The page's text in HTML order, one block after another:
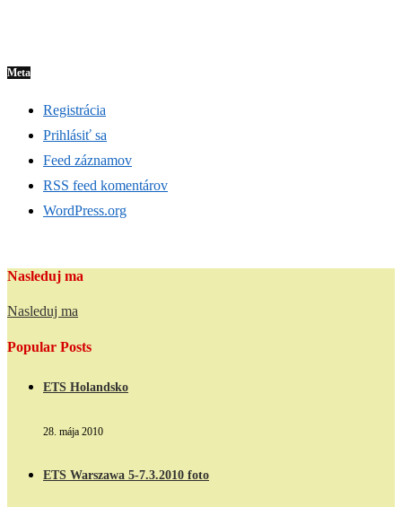
Meta
Registrácia
Prihlásiť sa
Feed záznamov
RSS feed komentárov
WordPress.org
Nasleduj ma
Nasleduj ma
Popular Posts
ETS Holandsko
28. mája 2010
ETS Warszawa 5-7.3.2010 foto